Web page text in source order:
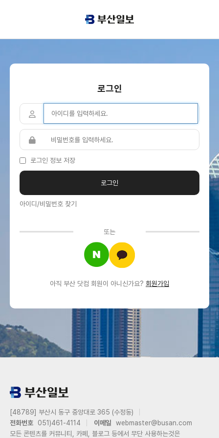
로그인
로그인 정보 저장
아이디/비밀번호 찾기
또는
아직 부산 닷컴 회원이 아니신가요? 회원가입
[48789] 부산시 동구 중앙대로 365 (수정동)
전화번호
051)461-4114 이메일
webmaster@busan.com
모든 콘텐츠를 커뮤니티, 카페, 블로그 등에서 무단 사용하는것은